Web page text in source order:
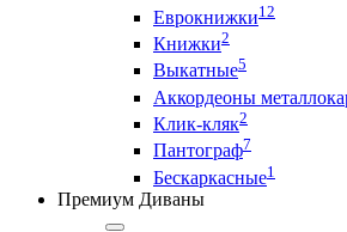
Еврокнижки12
Книжки2
Выкатные5
Аккордеоны
Клик-кляк2
Пантограф7
Бескаркасные1
Премиум Диваны